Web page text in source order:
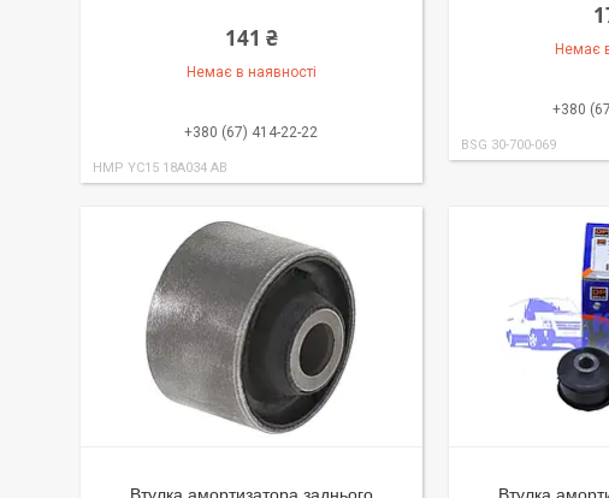
141 ₴
Немає в наявності
+380 (67) 414-22-22
HMP YC15 18A034 AB
Немає
+380
BSG 30-700-069